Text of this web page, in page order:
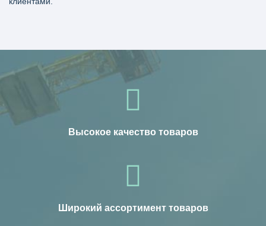
Высокое качество товаров
Широкий ассортимент товаров